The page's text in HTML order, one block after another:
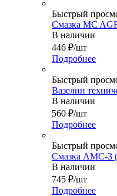
Быстрый
Смазка MC
В наличии
446 ₽/шт
Подробнее
Быстрый
Вазелин
В наличии
560 ₽/шт
Подробнее
Быстрый
Смазка АМС-3
В наличии
745 ₽/шт
Подробнее